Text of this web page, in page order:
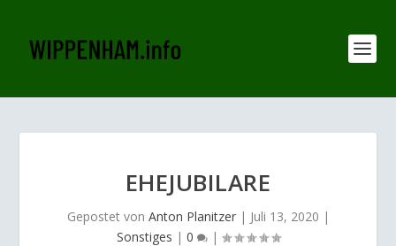
EHEJUBILARE
Gepostet von Anton Planitzer| Juli 13, 2020 |
Sonstiges | 0 |